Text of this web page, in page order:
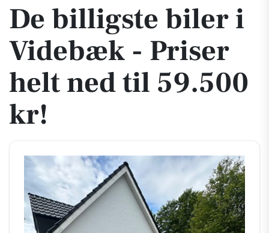
De billigste biler i
Videbæk - Priser
helt ned til 59.500
kr!